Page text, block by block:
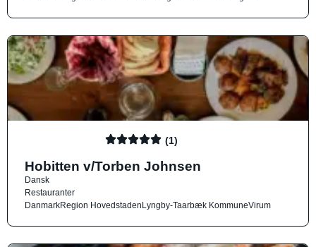
(1)
Hobitten v/Torben Johnsen
Dansk
Restauranter
DanmarkRegion HovedstadenLyngby-Taarbæk KommuneVirum